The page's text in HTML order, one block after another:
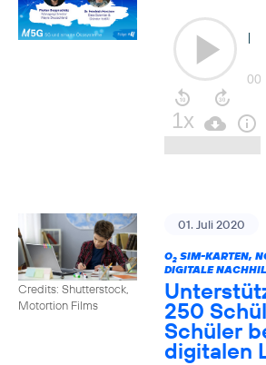
Credits: Shutterstock,
Motortion Films
01. Juli 2020
O2SIM-KARTEN,
DIGITALE
250
Schüler
digitalen